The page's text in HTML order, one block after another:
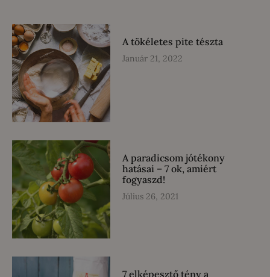
A tökéletes pite tészta
Január 21, 2022
A paradicsom jótékony
hatásai – 7 ok, amiért
fogyaszd!
Július 26, 2021
7 elképesztő tény a